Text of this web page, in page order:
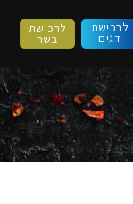
לרכישת
דגים
לרכישת
בשר